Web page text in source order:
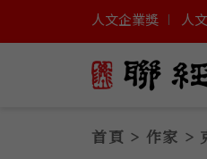
人文企業獎 人
首頁 > 作家 >